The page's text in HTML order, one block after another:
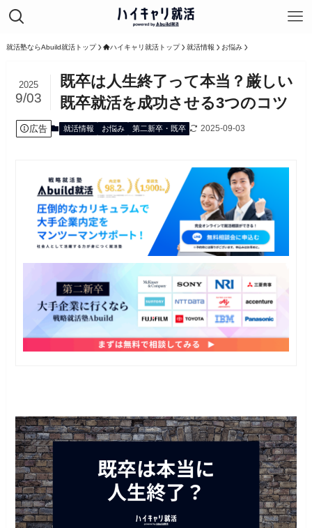
就活塾ならAbuild就活トップ ハイキャリ就活トップ 就活情報 お悩み
既卒は人生終了って本当？厳しい
既卒就活を成功させる3つのコツ
2025
9/03
広告 就活情報 お悩み 第二新卒・既卒 2025-09-03